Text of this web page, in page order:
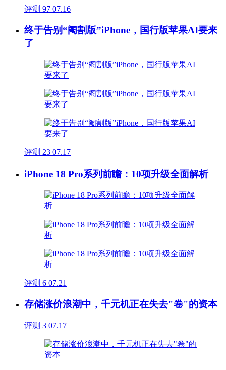
评测 97 07.16
终于告别“阉割版”iPhone，国行版苹果AI要来
了
评测 23 07.17
iPhone 18 Pro系列前瞻：10项升级全面解析
评测 6 07.21
存储涨价浪潮中，千元机正在失去"卷"的资本
评测 3 07.17